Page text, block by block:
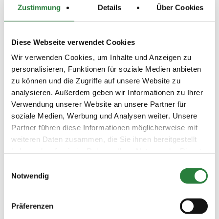
Zustimmung Details Über Cookies
Diese Webseite verwendet Cookies
Wir verwenden Cookies, um Inhalte und Anzeigen zu
personalisieren, Funktionen für soziale Medien anbieten
zu können und die Zugriffe auf unsere Website zu
analysieren. Außerdem geben wir Informationen zu Ihrer
Verwendung unserer Website an unsere Partner für
soziale Medien, Werbung und Analysen weiter. Unsere
Partner führen diese Informationen möglicherweise mit
weiteren Daten zusammen, die Sie ihnen bereitgestellt
Notwendig
Präferenzen
Preisgeld
750,00 €
1 2 3 LP
06.06.2026
(n)
2. Dressurprüfung Kl.M**
Kandare
DRE
Preisgeld
500,00 €
LKL/Art
1 2 3 LP
04.06.2026
(n)
3. Dressurprüfung Kl.M*
Kandare
DRE
06.06.2026
DRE